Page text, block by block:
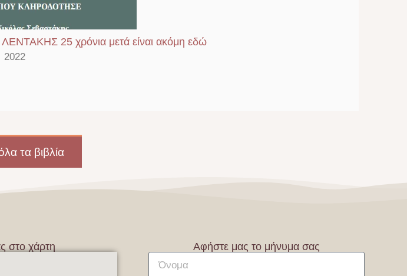
25 χρόνια μετά είναι ακόμη εδώ
2022
τα βιβλία
στο χάρτη Αφήστε μας το μήνυμα σας